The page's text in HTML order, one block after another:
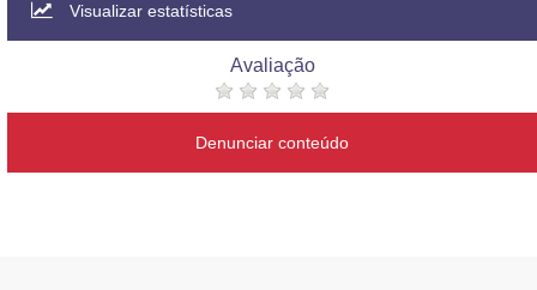
Visualizar estatísticas
Avaliação
Denunciar conteúdo